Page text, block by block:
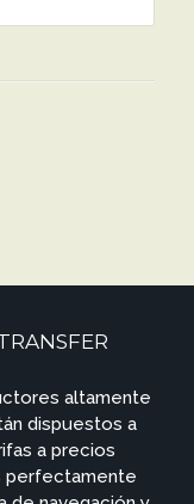
altamente
dispuestos a
a precios
perfectamente